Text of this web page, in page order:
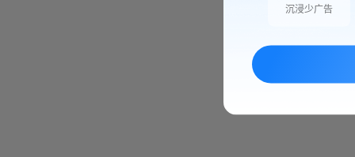
沉浸少广告